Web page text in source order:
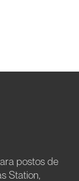
postos de
Station,